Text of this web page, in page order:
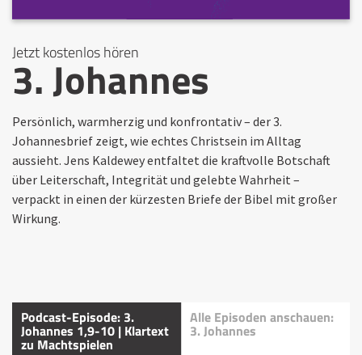
Jetzt kostenlos hören
3. Johannes
Persönlich, warmherzig und konfrontativ – der 3.
Johannesbrief zeigt, wie echtes Christsein im Alltag
aussieht. Jens Kaldewey entfaltet die kraftvolle Botschaft
über Leiterschaft, Integrität und gelebte Wahrheit –
verpackt in einen der kürzesten Briefe der Bibel mit großer
Wirkung.
Podcast-Episode: 3.
Johannes 1,9-10 | Klartext
zu Machtspielen
Alle Episoden anschauen:
3. Johannes